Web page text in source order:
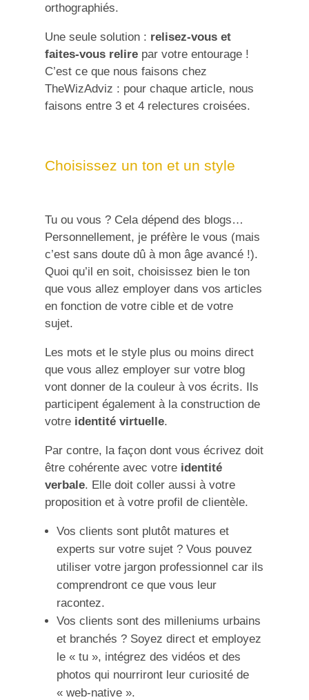
orthographiés.
Une seule solution : relisez-vous et
faites-vous relirepar votre entourage !
C’est ce que nous faisons chez
TheWizAdviz : pour chaque article, nous
faisons entre 3 et 4 relectures croisées.
Choisissez un ton et un style
Tu ou vous ? Cela dépend des blogs…
Personnellement, je préfère le vous (mais
c’est sans doute dû à mon âge avancé !).
Quoi qu’il en soit, choisissez bien le ton
que vous allez employer dans vos articles
en fonction de votre cible et de votre
sujet.
Les mots et le style plus ou moins direct
que vous allez employer sur votre blog
vont donner de la couleur à vos écrits. Ils
participent également à la construction de
votre identité virtuelle.
Par contre, la façon dont vous écrivez doit
être cohérente avec votre identité
verbale. Elle doit coller aussi à votre
proposition et à votre profil de clientèle.
Vos clients sont plutôt matures et
experts sur votre sujet ? Vous pouvez
utiliser votre jargon professionnel car ils
comprendront ce que vous leur
racontez.
Vos clients sont des milleniums urbains
et branchés ? Soyez direct et employez
le « tu », intégrez des vidéos et des
photos qui nourriront leur curiosité de
« web-native ».